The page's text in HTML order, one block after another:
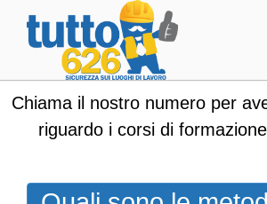
Chiama il nostro numero per
riguardo i corsi di formazione